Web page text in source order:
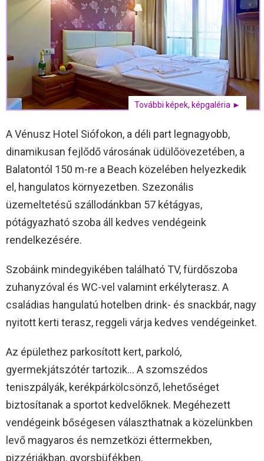
További képek, képgaléria ►
A Vénusz Hotel Siófokon, a déli part legnagyobb,
dinamikusan fejlődő városának üdülőövezetében, a
Balatontól 150 m-re a Beach közelében helyezkedik
el, hangulatos környezetben. Szezonális
üzemeltetésű szállodánkban 57 kétágyas,
pótágyazható szoba áll kedves vendégeink
rendelkezésére.
Szobáink mindegyikében található TV, fürdőszoba
zuhanyzóval és WC-vel valamint erkélyterasz. A
családias hangulatú hotelben drink- és snackbár, nagy
nyitott kerti terasz, reggeli várja kedves vendégeinket.
Az épülethez parkosított kert, parkoló,
gyermekjátszótér tartozik… A szomszédos
teniszpályák, kerékpárkölcsönző, lehetőséget
biztosítanak a sportot kedvelőknek. Megéhezett
vendégeink bőségesen választhatnak a közelünkben
levő magyaros és nemzetközi éttermekben,
pizzériákban, gyorsbüfékben.